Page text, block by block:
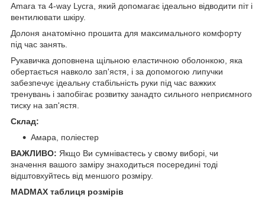
Amara та 4-way Lycra, який допомагає ідеально відводити піт і
вентилювати шкіру.
Долоня анатомічно прошита для максимального комфорту
під час занять.
Рукавичка доповнена щільною еластичною оболонкою, яка
обертається навколо зап'ястя, і за допомогою липучки
забезпечує ідеальну стабільність руки під час важких
тренувань і запобігає розвитку занадто сильного неприємного
тиску на зап'ястя.
Склад:
Амара, поліестер
ВАЖЛИВО: Якщо Ви сумніваєтесь у свому виборі, чи
значення вашого заміру знаходиться посередині тоді
відштовхуйтесь від меншого розміру.
MADMAX таблиця розмірів